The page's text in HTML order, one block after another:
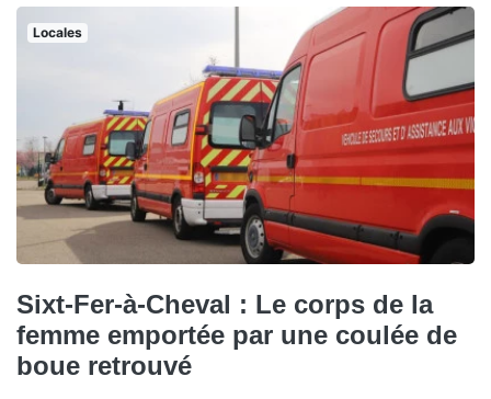
Locales
Sixt-Fer-à-Cheval : Le corps de la
femme emportée par une coulée de
boue retrouvé